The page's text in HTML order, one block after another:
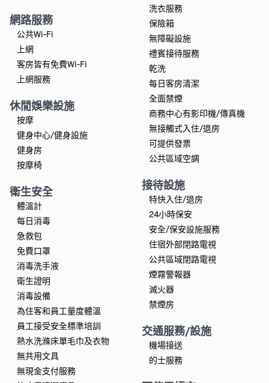
網路服務
公共Wi-Fi
上網
客房皆有免費Wi-Fi
上網服務
休閒娛樂設施
按摩
健身中心/健身設施
健身房
按摩椅
衛生安全
體溫計
每日消毒
急救包
免費口罩
消毒洗手液
衛生證明
消毒設備
為住客和員工量度體溫
員工接受安全標準培訓
熱水洗滌床單毛巾及衣物
無共用文具
無現金支付服務
洗衣服務
保險箱
無障礙設施
禮賓接待服務
乾洗
每日客房清潔
全面禁煙
商務中心有影印機/傳真機
無接觸式入住/退房
可提供發票
公共區域空調
接待設施
特快入住/退房
24小時保安
安全/保安設施服務
住宿外部閉路電視
公共區域閉路電視
煙霧警報器
滅火器
禁煙房
交通服務/設施
機場接送
的士服務